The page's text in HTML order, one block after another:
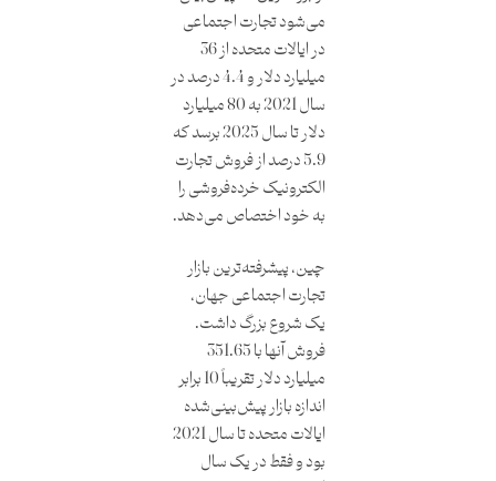
می‌شود تجارت اجتماعی
در ایالات متحده از 36
میلیارد دلار و 4.4 درصد در
سال 2021 به 80 میلیارد
دلار تا سال 2025 برسد که
5.9 درصد از فروش تجارت
الکترونیک خرده‌فروشی را
به خود اختصاص می‌دهد.
چین، پیشرفته‌ترین بازار
تجارت اجتماعی جهان،
یک شروع بزرگ داشت.
فروش آنها با 351.65
میلیارد دلار تقریباً 10 برابر
اندازه بازار پیش‌بینی‌شده
ایالات متحده تا سال 2021
بود و فقط در یک سال